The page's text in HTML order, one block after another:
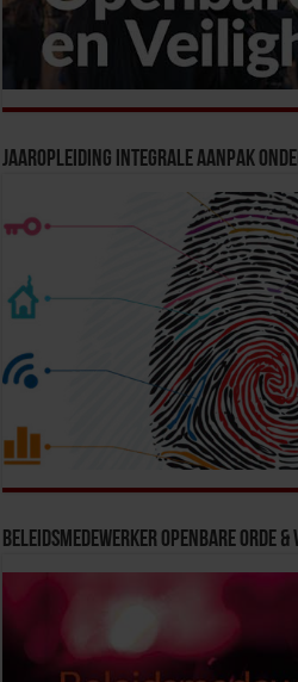
Jaaropleiding Integrale Aanpak
Beleidsmedewerker Openbare Orde